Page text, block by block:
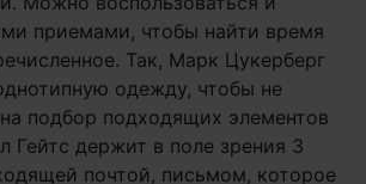
приемами, чтобы найти время
Так, Марк Цукерберг
одежду, чтобы не
подбор подходящих элементов
Гейтс держит в поле зрения 3
почтой, письмом, которое